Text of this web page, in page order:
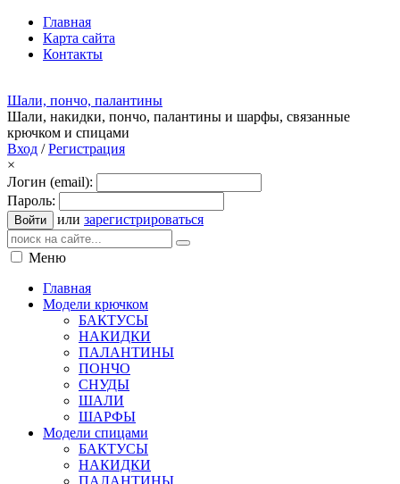
Главная
Карта сайта
Контакты
Шали, пончо, палантины
Шали, накидки, пончо, палантины и шарфы, связанные
крючком и спицами
Вход /Регистрация
×
Логин (email):
Пароль:
Войти или зарегистрироваться
Меню
Главная
Модели крючком
БАКТУСЫ
НАКИДКИ
ПАЛАНТИНЫ
ПОНЧО
СНУДЫ
ШАЛИ
ШАРФЫ
Модели спицами
БАКТУСЫ
НАКИДКИ
ПАЛАНТИНЫ